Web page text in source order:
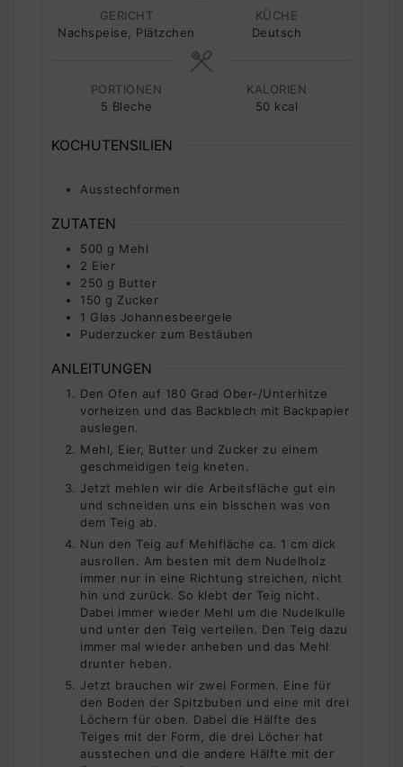
GERICHT
Nachspeise, Plätzchen
KÜCHE
Deutsch
PORTIONEN
5 Bleche
KALORIEN
50 kcal
KOCHUTENSILIEN
Ausstechformen
ZUTATEN
500 g Mehl
2 Eier
250 g Butter
150 g Zucker
1 Glas Johannesbeergele
Puderzucker zum Bestäuben
ANLEITUNGEN
Den Ofen auf 180 Grad Ober-/Unterhitze
vorheizen und das Backblech mit Backpapier
auslegen.
Mehl, Eier, Butter und Zucker zu einem
geschmeidigen teig kneten.
Jetzt mehlen wir die Arbeitsfläche gut ein
und schneiden uns ein bisschen was von
dem Teig ab.
Nun den Teig auf Mehlfläche ca. 1 cm dick
ausrollen. Am besten mit dem Nudelholz
immer nur in eine Richtung streichen, nicht
hin und zurück. So klebt der Teig nicht.
Dabei immer wieder Mehl um die Nudelkulle
und unter den Teig verteilen. Den Teig dazu
immer mal wieder anheben und das Mehl
drunter heben.
Jetzt brauchen wir zwei Formen. Eine für
den Boden der Spitzbuben und eine mit drei
Löchern für oben. Dabei die Hälfte des
Teiges mit der Form, die drei Löcher hat
ausstechen und die andere Hälfte mit der